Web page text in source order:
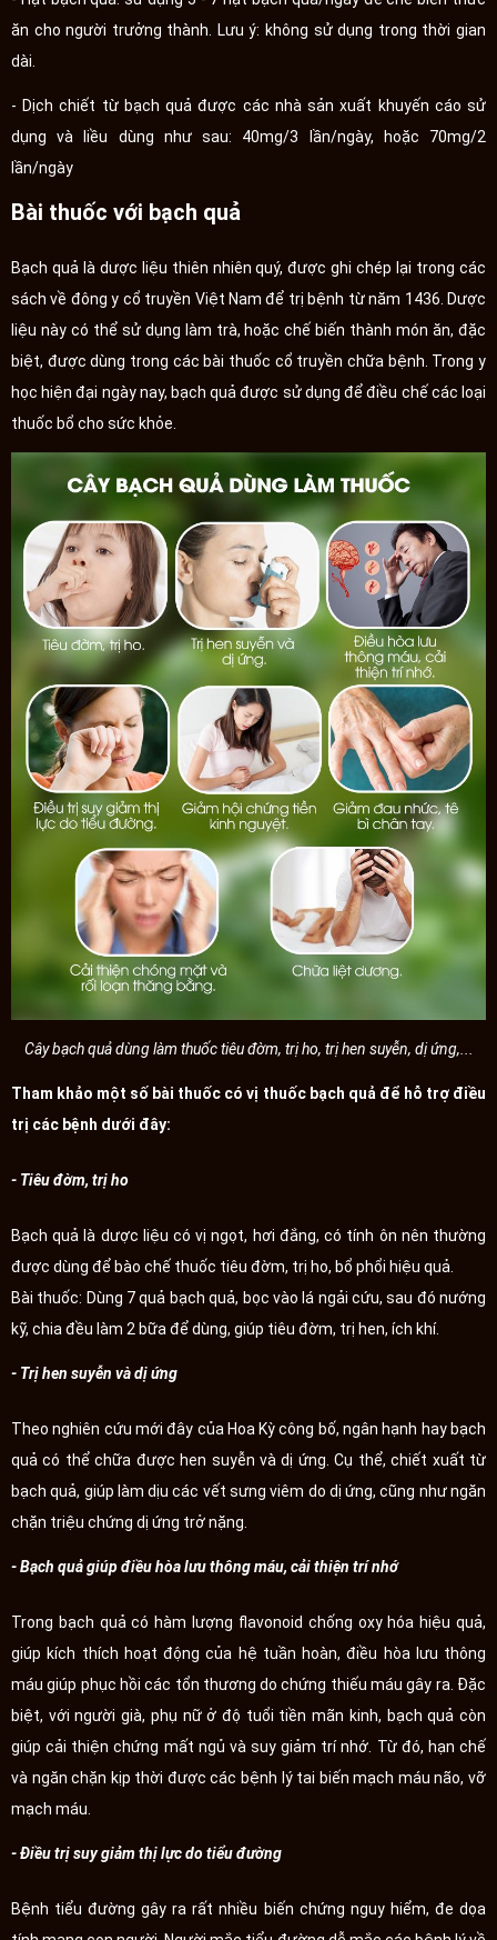
ăn cho người trưởng thành. Lưu ý: không sử dụng trong thời gian
dài.
- Dịch chiết từ bạch quả được các nhà sản xuất khuyến cáo sử
dụng và liều dùng như sau: 40mg/3 lần/ngày, hoặc 70mg/2
lần/ngày
Bài thuốc với bạch quả
Bạch quả là dược liệu thiên nhiên quý, được ghi chép lại trong các
sách về đông y cổ truyền Việt Nam để trị bệnh từ năm 1436. Dược
liệu này có thể sử dụng làm trà, hoặc chế biến thành món ăn, đặc
biệt, được dùng trong các bài thuốc cổ truyền chữa bệnh. Trong y
học hiện đại ngày nay, bạch quả được sử dụng để điều chế các loại
thuốc bổ cho sức khỏe.
Cây bạch quả dùng làm thuốc tiêu đờm, trị ho, trị hen suyễn, dị ứng,...
Tham khảo một số bài thuốc có vị thuốc bạch quả để hỗ trợ điều
trị các bệnh dưới đây:
- Tiêu đờm, trị ho
Bạch quả là dược liệu có vị ngọt, hơi đắng, có tính ôn nên thường
được dùng để bào chế thuốc tiêu đờm, trị ho, bổ phổi hiệu quả.
Bài thuốc: Dùng 7 quả bạch quả, bọc vào lá ngải cứu, sau đó nướng
kỹ, chia đều làm 2 bữa để dùng, giúp tiêu đờm, trị hen, ích khí.
- Trị hen suyễn và dị ứng
Theo nghiên cứu mới đây của Hoa Kỳ công bố, ngân hạnh hay bạch
quả có thể chữa được hen suyễn và dị ứng. Cụ thể, chiết xuất từ
bạch quả, giúp làm dịu các vết sưng viêm do dị ứng, cũng như ngăn
chặn triệu chứng dị ứng trở nặng.
- Bạch quả giúp điều hòa lưu thông máu, cải thiện trí nhớ
Trong bạch quả có hàm lượng flavonoid chống oxy hóa hiệu quả,
giúp kích thích hoạt động của hệ tuần hoàn, điều hòa lưu thông
máu giúp phục hồi các tổn thương do chứng thiếu máu gây ra. Đặc
biệt, với người già, phụ nữ ở độ tuổi tiền mãn kinh, bạch quả còn
giúp cải thiện chứng mất ngủ và suy giảm trí nhớ. Từ đó, hạn chế
và ngăn chặn kịp thời được các bệnh lý tai biến mạch máu não, vỡ
mạch máu.
- Điều trị suy giảm thị lực do tiểu đường
Bệnh tiểu đường gây ra rất nhiều biến chứng nguy hiểm, đe dọa